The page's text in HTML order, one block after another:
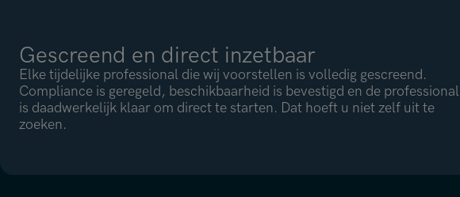
Gescreend en direct inzetbaar
Elke tijdelijke professional die wij voorstellen is volledig gescreend.
Compliance is geregeld, beschikbaarheid is bevestigd en de professional
is daadwerkelijk klaar om direct te starten. Dat hoeft u niet zelf uit te
zoeken.